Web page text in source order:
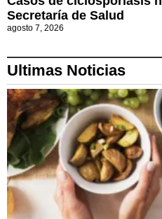
agosto 7, 2026
Ultimas Noticias